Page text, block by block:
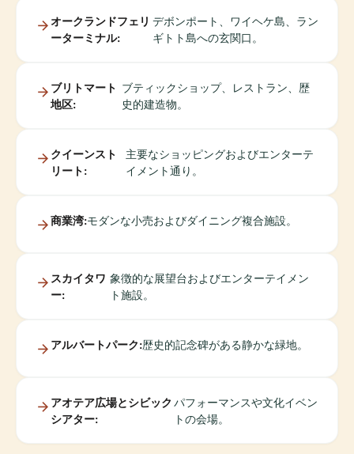
オークランドフェリ
ーターミナル:
デボンポート、ワイヘケ島、ラン
ギトト島への玄関口。
ブリトマート
地区:
ブティックショップ、レストラン、歴
史的建造物。
クイーンスト
リート:
主要なショッピングおよびエンターテ
イメント通り。
商業湾:モダンな小売およびダイニング複合施設。
スカイタワ
ー:
象徴的な展望台およびエンターテイメン
ト施設。
アルバートパーク:歴史的記念碑がある静かな緑地。
アオテア広場とシビック
シアター:
パフォーマンスや文化イベン
トの会場。